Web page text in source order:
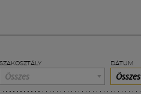
SZAKOSZTÁLY
Összes
DÁTUM
Összes